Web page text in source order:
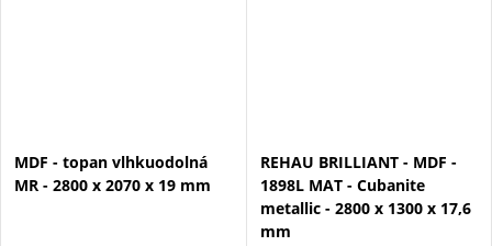
MDF - topan vlhkuodolná
MR - 2800 x 2070 x 19 mm
REHAU BRILLIANT - MDF -
1898L MAT - Cubanite
metallic - 2800 x 1300 x 17,6
mm